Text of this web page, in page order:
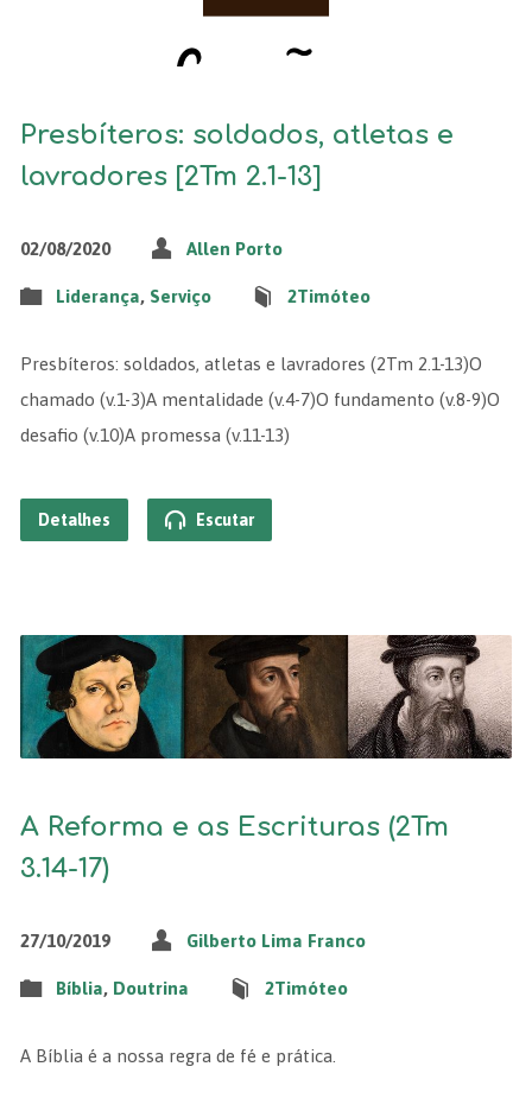
Presbíteros: soldados, atletas e
lavradores [2Tm 2.1-13]
02/08/2020 Allen Porto
Liderança, Serviço 2Timóteo
Presbíteros: soldados, atletas e lavradores (2Tm 2.1-13)O
chamado (v.1-3)A mentalidade (v.4-7)O fundamento (v.8-9)O
desafio (v.10)A promessa (v.11-13)
Detalhes Escutar
A Reforma e as Escrituras (2Tm
3.14-17)
27/10/2019 Gilberto Lima Franco
Bíblia, Doutrina 2Timóteo
A Bíblia é a nossa regra de fé e prática.